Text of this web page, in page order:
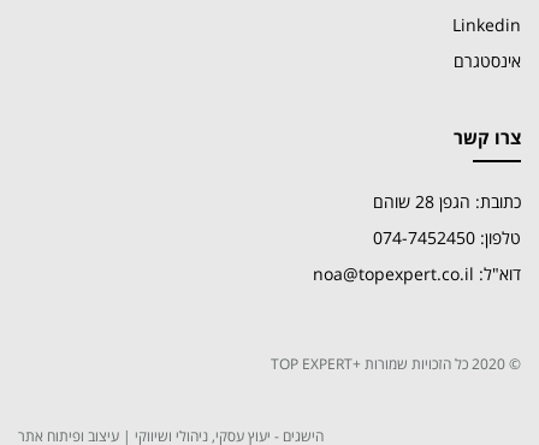
Linkedin
אינסטגרם
צרו קשר
כתובת: הגפן 28 שוהם
טלפון: 074-7452450
דוא"ל: noa@topexpert.co.il
© 2020 כל הזכויות שמורות +TOP EXPERT
הישגים - יעוץ עסקי, ניהולי ושיווקי | עיצוב ופיתוח אתר